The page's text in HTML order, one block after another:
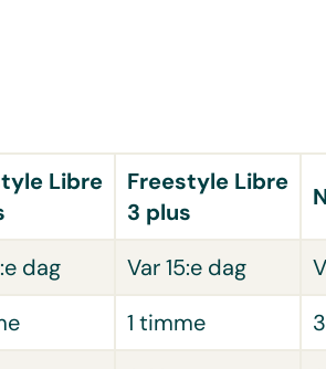
Libre
Freestyle Libre
3 plus
dag Var 15:e dag
1 timme